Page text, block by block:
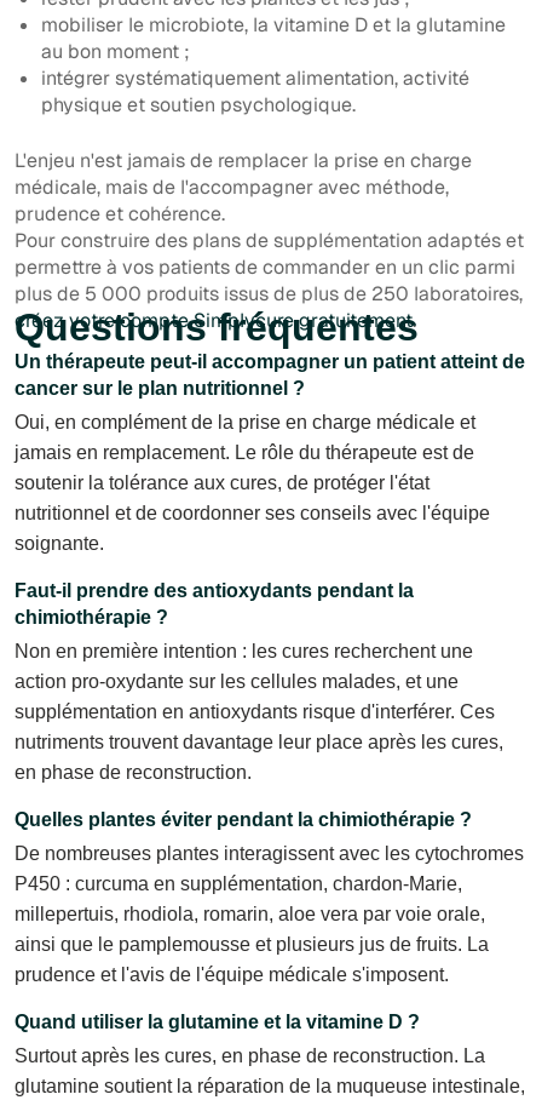
mobiliser le microbiote, la vitamine D et la glutamine
au bon moment ;
intégrer systématiquement alimentation, activité
physique et soutien psychologique.
L'enjeu n'est jamais de remplacer la prise en charge
médicale, mais de l'accompagner avec méthode,
prudence et cohérence.
Pour construire des plans de supplémentation adaptés et
permettre à vos patients de commander en un clic parmi
plus de 5 000 produits issus de plus de 250 laboratoires,
créez votre compte Simplycure gratuitement.
Questions fréquentes
Un thérapeute peut-il accompagner un patient atteint de
cancer sur le plan nutritionnel ?
Oui, en complément de la prise en charge médicale et
jamais en remplacement. Le rôle du thérapeute est de
soutenir la tolérance aux cures, de protéger l'état
nutritionnel et de coordonner ses conseils avec l'équipe
soignante.
Faut-il prendre des antioxydants pendant la
chimiothérapie ?
Non en première intention : les cures recherchent une
action pro-oxydante sur les cellules malades, et une
supplémentation en antioxydants risque d'interférer. Ces
nutriments trouvent davantage leur place après les cures,
en phase de reconstruction.
Quelles plantes éviter pendant la chimiothérapie ?
De nombreuses plantes interagissent avec les cytochromes
P450 : curcuma en supplémentation, chardon-Marie,
millepertuis, rhodiola, romarin, aloe vera par voie orale,
ainsi que le pamplemousse et plusieurs jus de fruits. La
prudence et l'avis de l'équipe médicale s'imposent.
Quand utiliser la glutamine et la vitamine D ?
Surtout après les cures, en phase de reconstruction. La
glutamine soutient la réparation de la muqueuse intestinale,